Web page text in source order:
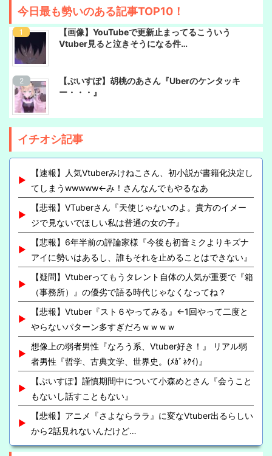
今日最も勢いのある記事TOP10！
【画像】YouTubeで更新止まってるこういう
Vtuber見ると泣きそうになる件…
【ぶいすぽ】胡桃のあさん『Uberのケンタッキ
ー・・・』
イチオシ記事
【速報】人気Vtuberみけねこさん、初小説が書籍化決定し
てしまうwwwww←み！さんなんでもやるなあ
【悲報】VTuberさん『天使じゃないのよ。貴方のイメー
ジで見ないでほしい私は普通の女の子』
【悲報】6年半前の評論家様『今後も初音ミクよりキズナ
アイに勢いはあるし、誰もそれを止めることはできない』
【疑問】Vtuberってもうタレント自体の人気が重要で『箱
（事務所）』の優劣で語る時代じゃなくなってね？
【悲報】Vtuber『スト６やってみる』←1回やって二度と
やらないパターン多すぎだろｗｗｗｗ
想像上の弱者男性『なろう系、Vtuber好き！』 リアル弱
者男性『哲学、古典文学、世界史。(ﾒｶﾞﾈｸｲ)』
【ぶいすぽ】謹慎期間中について小森めとさん『会うこと
もないし話すこともない』
【悲報】アニメ『さよならララ』に変なVtuber出るらしい
から2話見れないんだけど…